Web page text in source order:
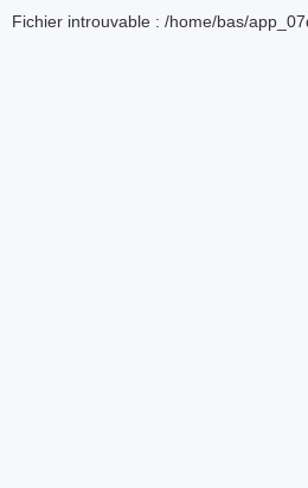
Fichier introuvable : /home/bas/